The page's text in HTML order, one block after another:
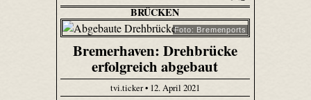
BRÜCKEN
Foto: Bremenports
Bremerhaven: Drehbrücke
erfolgreich abgebaut
tvi.ticker • 12. April 2021